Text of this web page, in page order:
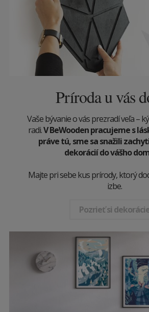
Príroda u vás
Vaše bývanie o vás prezradí veľa –
radi.V BeWooden pracujeme s
práve tú, sme sa snažili
dekorácií do vášho
Majte pri sebe kus prírody, ktorý
izbe.
Pozrieť si